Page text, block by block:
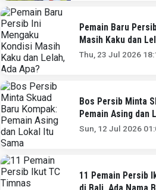
Pemain Baru
Masih Kaku dan
Thu, 23 Jul 2026
Bos Persib Minta
Pemain Asing dan
Sun, 12 Jul 2026
11 Pemain Persib
di Bali, Ada Nama